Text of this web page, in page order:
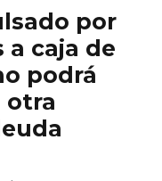
por
a caja de
podrá
otra